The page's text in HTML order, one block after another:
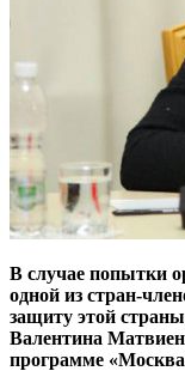
В случае попытки
одной из стран-
защиту этой
Валентина
программе